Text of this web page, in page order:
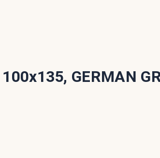
GERMAN